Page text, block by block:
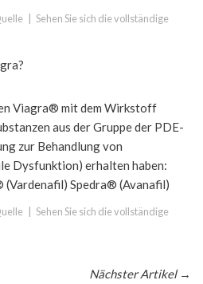
Sehen Sie sich die vollständige
Viagra® mit dem Wirkstoff
aus der Gruppe der PDE-
zur Behandlung von
Dysfunktion) erhalten haben:
Spedra® (Avanafil)
Sehen Sie sich die vollständige
Nächster Artikel→